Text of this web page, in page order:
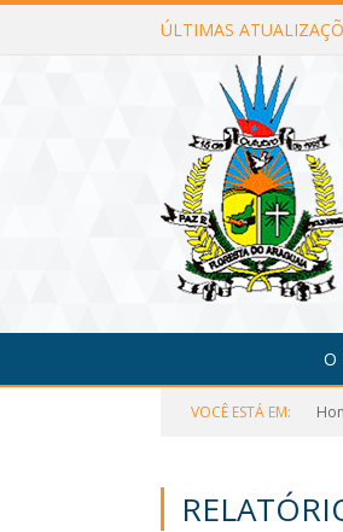
ÚLTIMAS
O
VOCÊ ESTÁ EM: